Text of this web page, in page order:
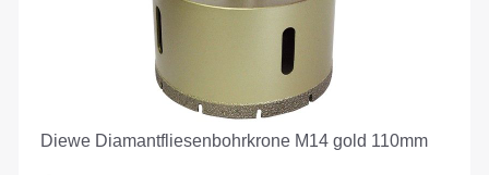
Diewe Diamantfliesenbohrkrone M14 gold 110mm